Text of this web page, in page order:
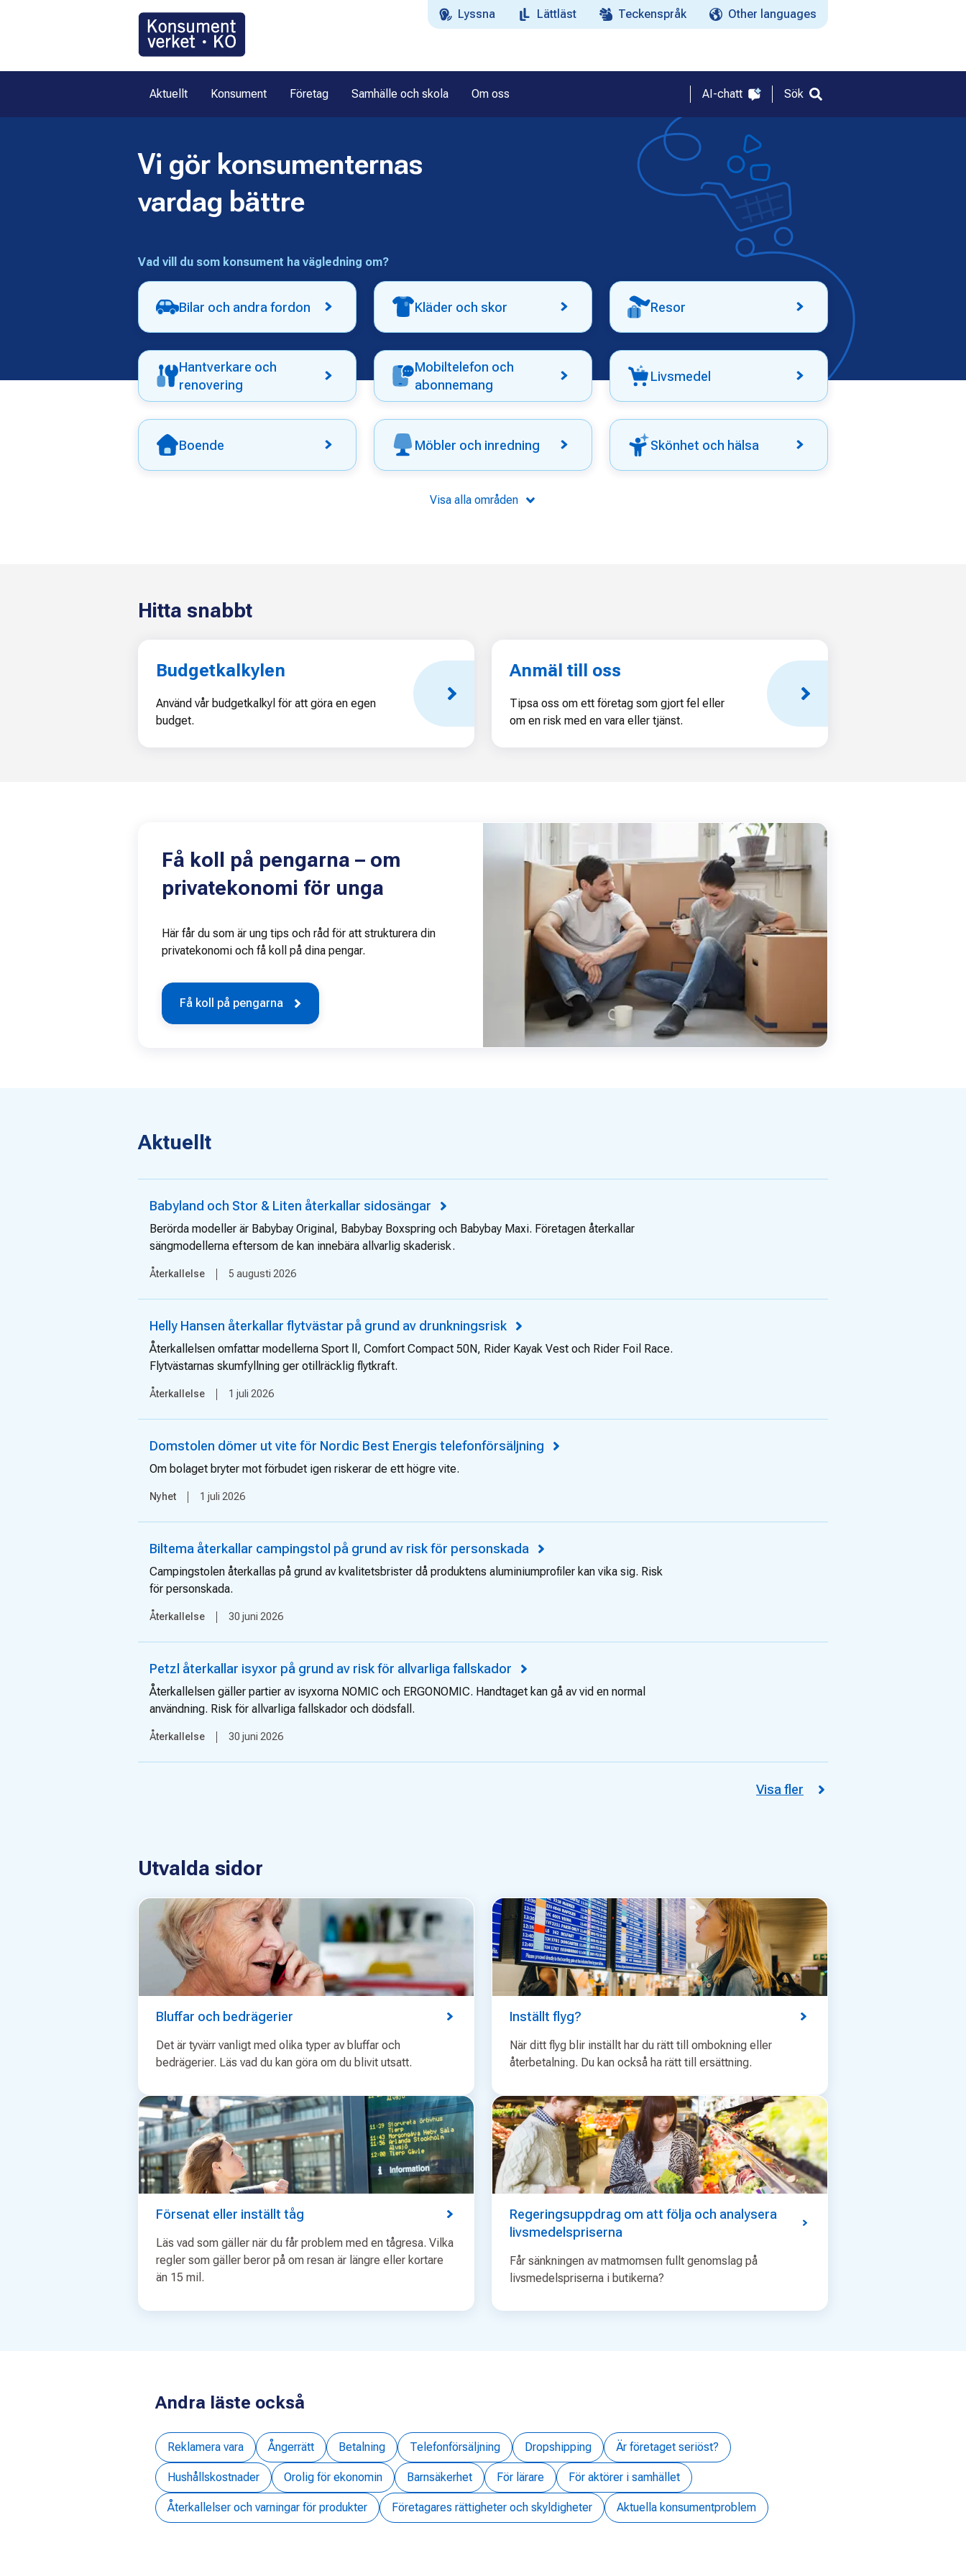
Lyssna Lättläst Teckenspråk Other languages
Aktuellt Konsument Företag Samhälle och skola Om oss AI-chatt Sök
K
n
u
m
e
n
t
r
Vi gör konsumenternas
vardag bättre
Vad vill du som konsument ha vägledning om?
Bilar och andra fordon Kläder och skor Resor
Hantverkare och
renovering
Mobiltelefon och
abonnemang
Livsmedel
Boende Möbler och inredning Skönhet och hälsa
Visa alla områden
Hitta snabbt
Budgetkalkylen
Använd vår budgetkalkyl för att göra en egen
budget.
Anmäl till oss
Tipsa oss om ett företag som gjort fel eller
om en risk med en vara eller tjänst.
Få koll på pengarna – om
privatekonomi för unga
Här får du som är ung tips och råd för att strukturera din
privatekonomi och få koll på dina pengar.
Få koll på pengarna
Aktuellt
Babyland och Stor & Liten återkallar sidosängar
Berörda modeller är Babybay Original, Babybay Boxspring och Babybay Maxi. Företagen återkallar
sängmodellerna eftersom de kan innebära allvarlig skaderisk.
Återkallelse 5 augusti 2026
Helly Hansen återkallar flytvästar på grund av drunkningsrisk
Återkallelsen omfattar modellerna Sport ll, Comfort Compact 50N, Rider Kayak Vest och Rider Foil Race.
Flytvästarnas skumfyllning ger otillräcklig flytkraft.
Återkallelse 1 juli 2026
Domstolen dömer ut vite för Nordic Best Energis telefonförsäljning
Om bolaget bryter mot förbudet igen riskerar de ett högre vite.
Nyhet 1 juli 2026
Biltema återkallar campingstol på grund av risk för personskada
Campingstolen återkallas på grund av kvalitetsbrister då produktens aluminiumprofiler kan vika sig. Risk
för personskada.
Återkallelse 30 juni 2026
Petzl återkallar isyxor på grund av risk för allvarliga fallskador
Återkallelsen gäller partier av isyxorna NOMIC och ERGONOMIC. Handtaget kan gå av vid en normal
användning. Risk för allvarliga fallskador och dödsfall.
Återkallelse 30 juni 2026
Visa fler
Utvalda sidor
Bluffar och bedrägerier
Det är tyvärr vanligt med olika typer av bluffar och
bedrägerier. Läs vad du kan göra om du blivit utsatt.
Inställt flyg?
När ditt flyg blir inställt har du rätt till ombokning eller
återbetalning. Du kan också ha rätt till ersättning.
Försenat eller inställt tåg
Läs vad som gäller när du får problem med en tågresa. Vilka
regler som gäller beror på om resan är längre eller kortare
än 15 mil.
Regeringsuppdrag om att följa och analysera
livsmedelspriserna
Får sänkningen av matmomsen fullt genomslag på
livsmedelspriserna i butikerna?
Andra läste också
Reklamera vara Ångerrätt Betalning Telefonförsäljning Dropshipping Är företaget seriöst?
Hushållskostnader Orolig för ekonomin Barnsäkerhet För lärare För aktörer i samhället
Återkallelser och varningar för produkter Företagares rättigheter och skyldigheter Aktuella konsumentproblem